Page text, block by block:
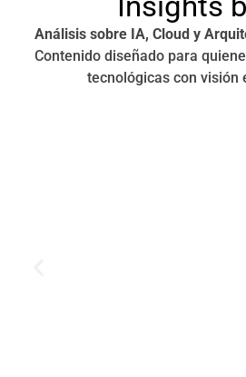
Análisis sobre IA, Cloud y
Contenido diseñado para
tecnológicas con visión